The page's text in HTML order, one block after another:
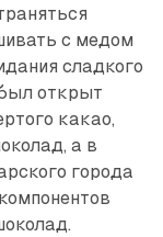
с медом
сладкого
открыт
какао,
а в
города